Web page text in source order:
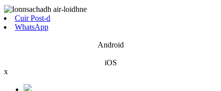
Cuir Post-d
WhatsApp
Android
iOS
x